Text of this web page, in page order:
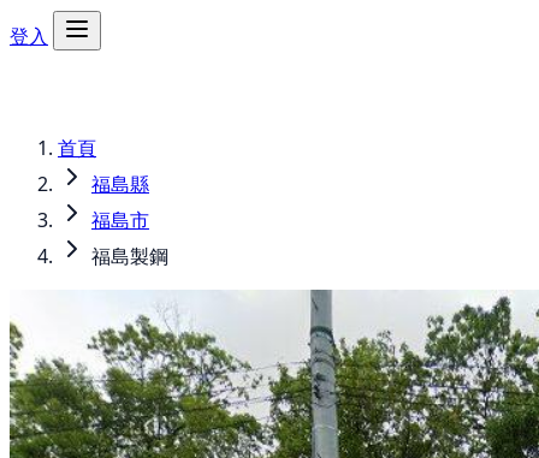
登入
首頁
福島縣
福島市
福島製鋼